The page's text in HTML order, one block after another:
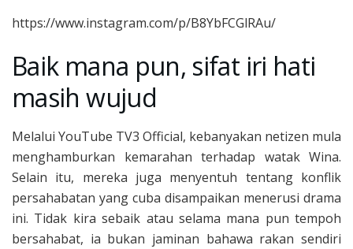
https://www.instagram.com/p/B8YbFCGlRAu/
Baik mana pun, sifat iri hati
masih wujud
Melalui YouTube TV3 Official, kebanyakan netizen mula
menghamburkan kemarahan terhadap watak Wina.
Selain itu, mereka juga menyentuh tentang konflik
persahabatan yang cuba disampaikan menerusi drama
ini. Tidak kira sebaik atau selama mana pun tempoh
bersahabat, ia bukan jaminan bahawa rakan sendiri